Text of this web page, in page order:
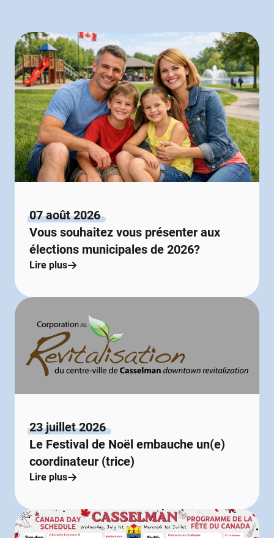
07 août 2026
Vous souhaitez vous présenter aux
élections municipales de 2026?
Lire plus
23 juillet 2026
Le Festival de Noël embauche un(e)
coordinateur (trice)
Lire plus